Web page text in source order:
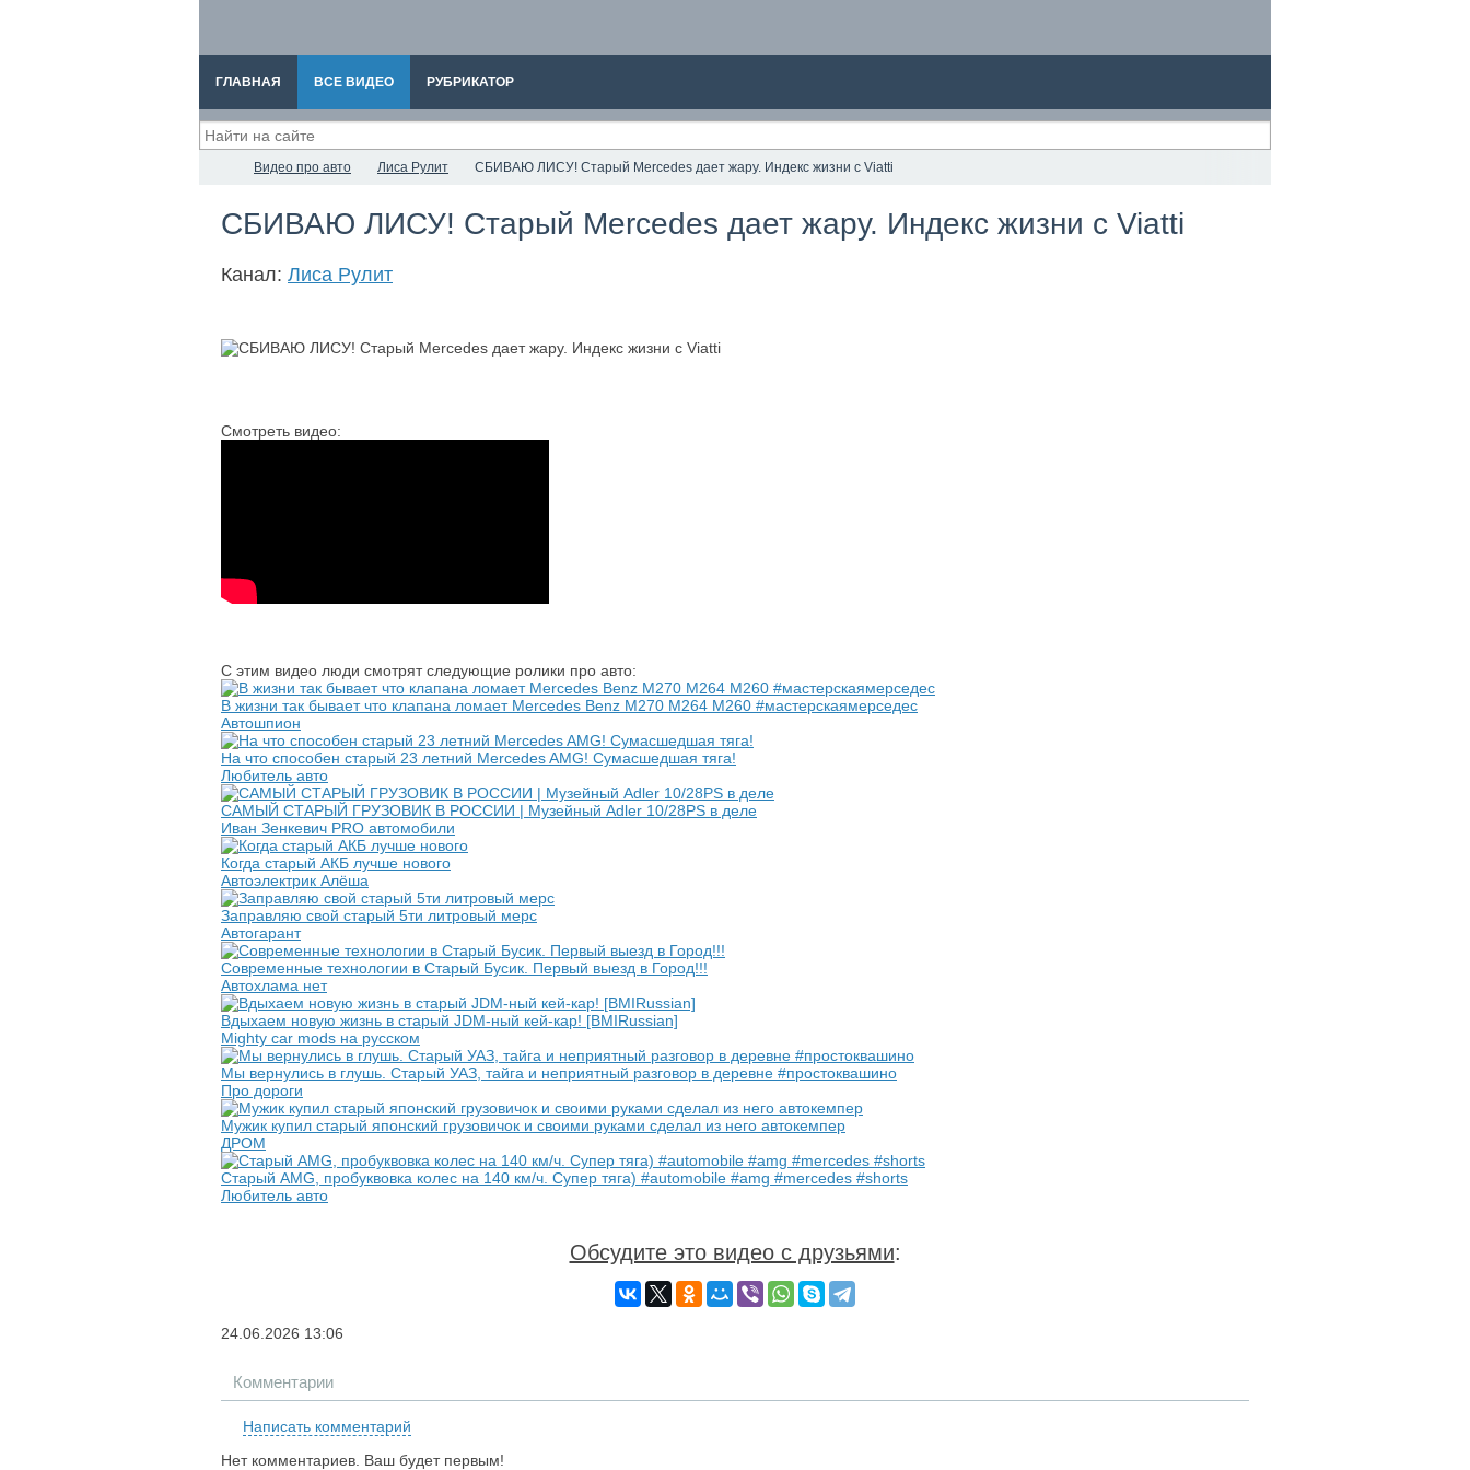
ГЛАВНАЯ ВСЕ ВИДЕО РУБРИКАТОР
Видео про авто Лиса Рулит СБИВАЮ ЛИСУ! Старый Mercedes дает жару. Индекс жизни с Viatti
СБИВАЮ ЛИСУ! Старый Mercedes дает жару. Индекс жизни с Viatti
Канал: Лиса Рулит
Смотреть видео:
С этим видео люди смотрят следующие ролики про авто:
В жизни так бывает что клапана ломает Mercedes Benz M270 M264 M260 #мастерскаямерседес
Автошпион
На что способен старый 23 летний Mercedes AMG! Сумасшедшая тяга!
Любитель авто
САМЫЙ СТАРЫЙ ГРУЗОВИК В РОССИИ | Музейный Adler 10/28PS в деле
Иван Зенкевич PRO автомобили
Когда старый АКБ лучше нового
Автоэлектрик Алёша
Заправляю свой старый 5ти литровый мерс
Автогарант
Современные технологии в Старый Бусик. Первый выезд в Город!!!
Автохлама нет
Вдыхаем новую жизнь в старый JDM-ный кей-кар! [BMIRussian]
Mighty car mods на русском
Мы вернулись в глушь. Старый УАЗ, тайга и неприятный разговор в деревне #простоквашино
Про дороги
Мужик купил старый японский грузовичок и своими руками сделал из него автокемпер
ДРОМ
Старый AMG, пробуквовка колес на 140 км/ч. Супер тяга) #automobile #amg #mercedes #shorts
Любитель авто
Обсудите это видео с друзьями:
24.06.2026 13:06
Комментарии
Написать комментарий
Нет комментариев. Ваш будет первым!